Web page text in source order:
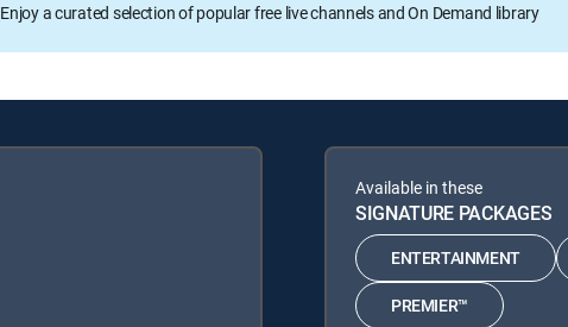
Enjoy a curated selection of popular free live channels and On Demand library
Available in these
SIGNATURE PACKAGES
ENTERTAINMENT
PREMIER™